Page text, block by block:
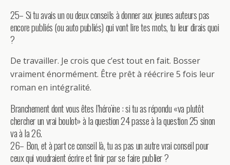
25– Si tu avais un ou deux conseils à donner aux jeunes auteurs pas
encore publiés (ou auto publiés) qui vont lire tes mots, tu leur dirais quoi
?
De travailler. Je crois que c’est tout en fait. Bosser
vraiment énormément. Être prêt à réécrire 5 fois leur
roman en intégralité.
Branchement dont vous êtes l’héroïne : si tu as répondu «va plutôt
chercher un vrai boulot» à la question 24 passe à la question 25 sinon
va à la 26.
26– Bon, et à part ce conseil là, tu as pas un autre vrai conseil pour
ceux qui voudraient écrire et finir par se faire publier ?